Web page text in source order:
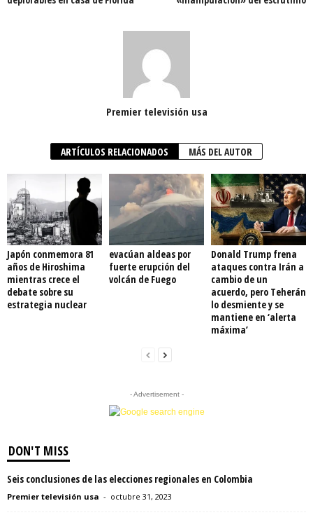
Premier televisión usa
ARTÍCULOS RELACIONADOS MÁS DEL AUTOR
Japón conmemora 81
años de Hiroshima
mientras crece el
debate sobre su
estrategia nuclear
evacúan aldeas por
fuerte erupción del
volcán de Fuego
Donald Trump frena
ataques contra Irán a
cambio de un
acuerdo, pero Teherán
lo desmiente y se
mantiene en ‘alerta
máxima’
- Advertisement -
DON'T MISS
Seis conclusiones de las elecciones regionales en Colombia
Premier televisión usa - octubre 31, 2023